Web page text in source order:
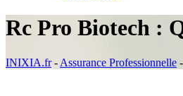
Rc Pro Biotech :
INIXIA.fr- Assurance Professionnelle -